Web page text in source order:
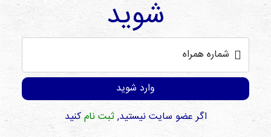
شوید
شماره همراه
وارد شوید
اگر عضو سایت نیستید,ثبت نامکنید